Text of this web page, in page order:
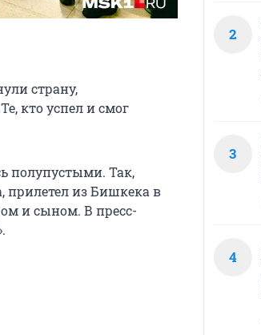
страну,
кто успел и смог
полупустыми. Так,
прилетел из Бишкека в
и сыном. В пресс-
2
3
4